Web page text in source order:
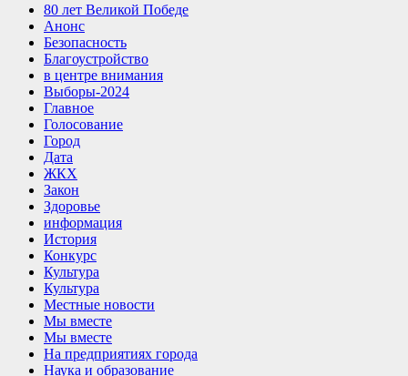
80 лет Великой Победе
Анонс
Безопасность
Благоустройство
в центре внимания
Выборы-2024
Главное
Голосование
Город
Дата
ЖКХ
Закон
Здоровье
информация
История
Конкурс
Культура
Культура
Местные новости
Мы вместе
Мы вместе
На предприятиях города
Наука и образование